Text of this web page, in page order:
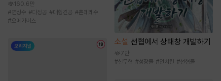
160.6만
#연상수 #다정공 #대형견공 #츤데레수
#오메가버스
소설 선협에서 상태창 개발하기
7만
#신무협 #성장물 #먼치킨 #선협물